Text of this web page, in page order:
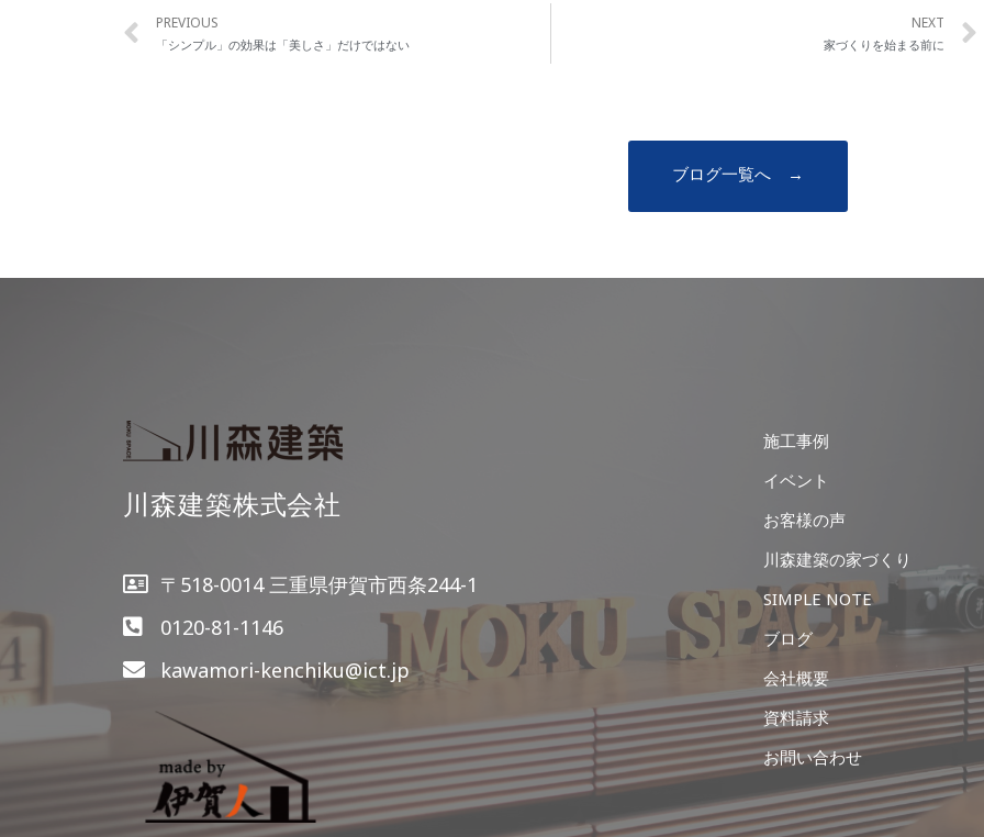
PREVIOUS
「シンプル」の効果は「美しさ」だけではない
NEXT
家づくりを始まる前に
ブログ一覧へ →
川森建築株式会社
〒518-0014 三重県伊賀市西条244-1
0120-81-1146
kawamori-kenchiku@ict.jp
施工事例
イベント
お客様の声
川森建築の家づくり
SIMPLE NOTE
ブログ
会社概要
資料請求
お問い合わせ